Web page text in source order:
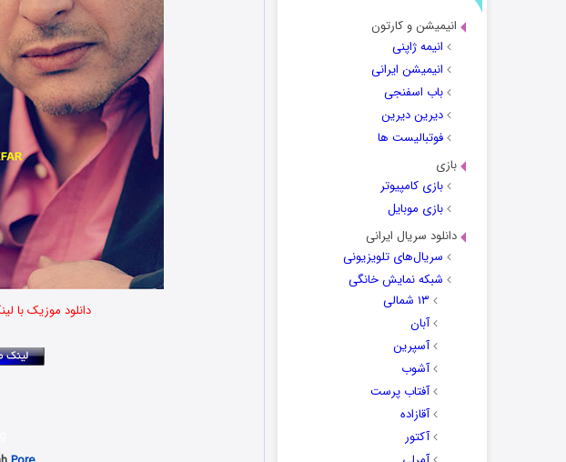
انیمیشن و کارتون
انیمه ژاپنی
انیمیشن ایرانی
باب اسفنجی
دیرین دیرین
فوتبالیست ها
بازی
بازی کامپیوتر
بازی موبایل
دانلود سریال ایرانی
سریال‌های تلویزیونی
شبکه نمایش خانگی
۱۳ شمالی
آبان
آسپرین
آشوب
آفتاب پرست
آقازاده
آکتور
دانلود موزیک با